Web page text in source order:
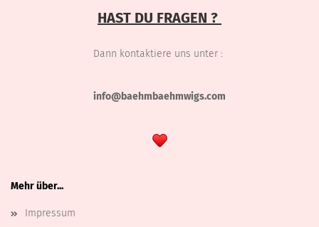
HAST DU FRAGEN ?
Dann kontaktiere uns unter :
info@baehmbaehmwigs.com
Mehr über...
Impressum